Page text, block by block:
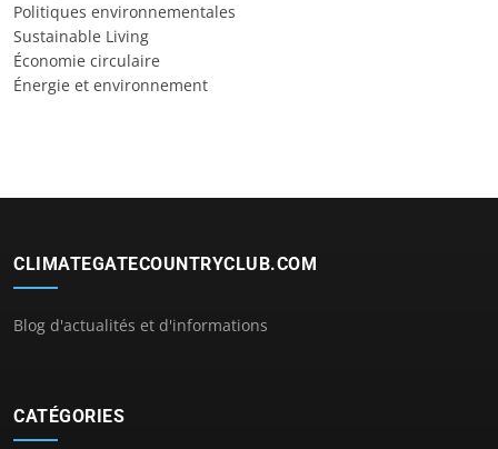
Politiques environnementales
Sustainable Living
Économie circulaire
Énergie et environnement
CLIMATEGATECOUNTRYCLUB.COM
Blog d'actualités et d'informations
CATÉGORIES